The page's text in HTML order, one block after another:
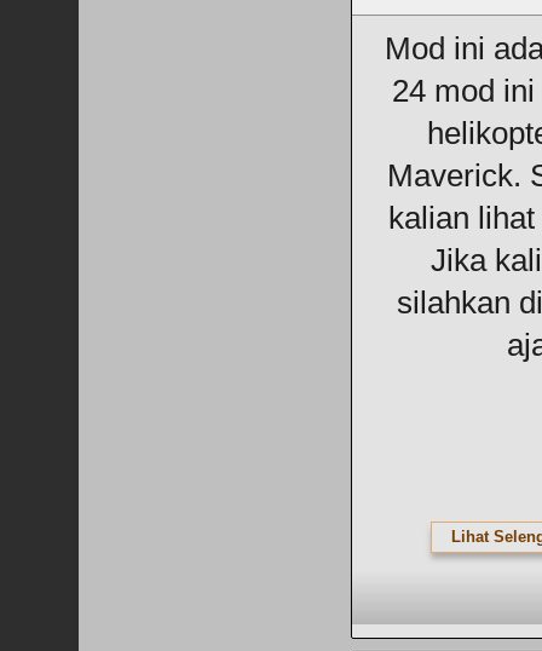
Mod ini
24 mod
Maverick.
kalian
Jika
silahkan
Lihat